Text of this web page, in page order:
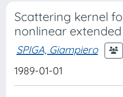
Scattering kernel
nonlinear
SPIGA, Giampiero
1989-01-01